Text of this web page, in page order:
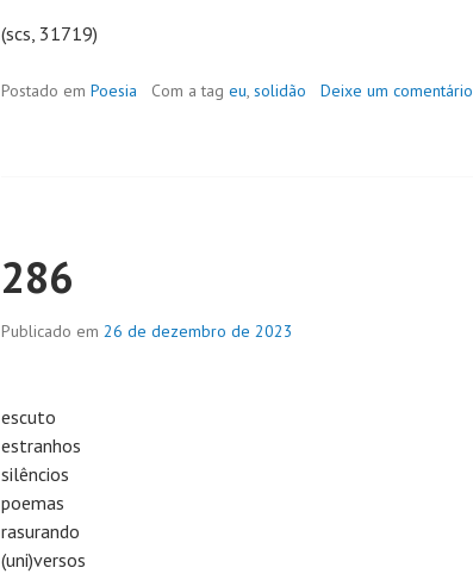
(scs, 31719)
Postado em Poesia Com a tag eu, solidão Deixe um comentário
286
Publicado em 26 de dezembro de 2023
escuto
estranhos
silêncios
poemas
rasurando
(uni)versos